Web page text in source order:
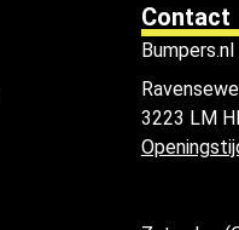
Contact
Bumpers.nl
3223 LM